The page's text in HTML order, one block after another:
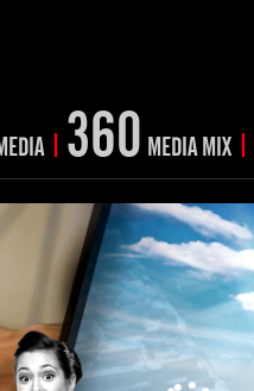
advertising
video shorts
Prints
| 360 MEDIA MIX |